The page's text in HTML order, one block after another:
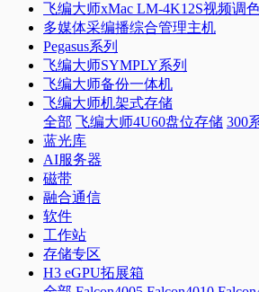
飞编大师xMac LM-4K12S视频调
多媒体采编播综合管理主机
Pegasus系列
飞编大师SYMPLY系列
飞编大师备份一体机
飞编大师机架式存储
全部 飞编大师4U60盘位存储 300
蓝光库
AI服务器
磁带
融合通信
软件
工作站
存储专区
H3 eGPU拓展箱